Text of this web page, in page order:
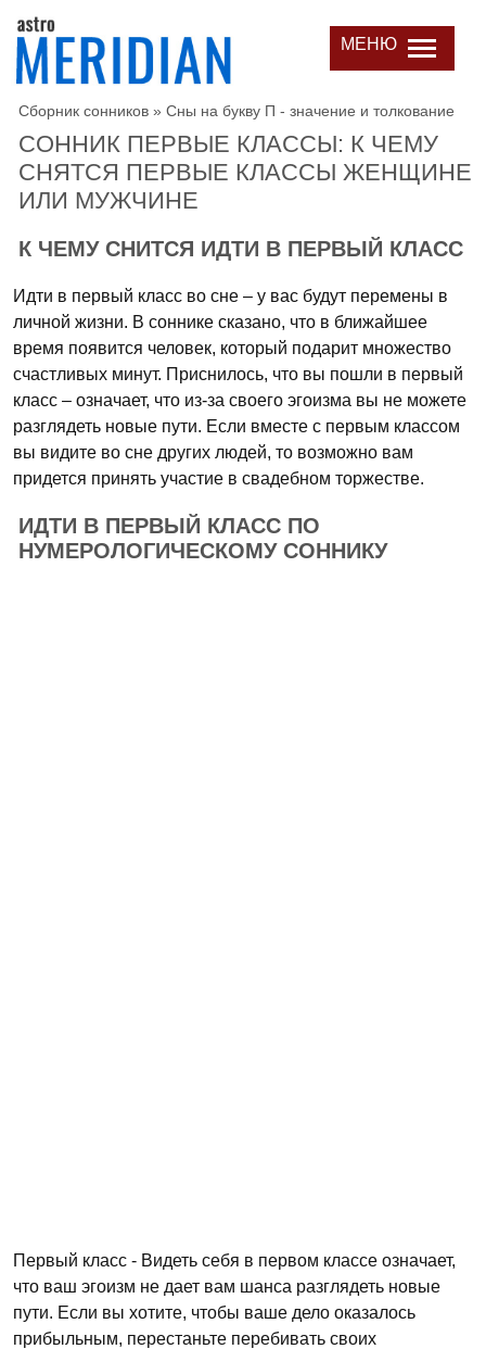
МЕНЮ
Сборник сонников » Сны на букву П - значение и толкование
СОННИК ПЕРВЫЕ КЛАССЫ: К ЧЕМУ
СНЯТСЯ ПЕРВЫЕ КЛАССЫ ЖЕНЩИНЕ
ИЛИ МУЖЧИНЕ
К ЧЕМУ СНИТСЯ ИДТИ В ПЕРВЫЙ КЛАСС
Идти в первый класс во сне – у вас будут перемены в
личной жизни. В соннике сказано, что в ближайшее
время появится человек, который подарит множество
счастливых минут. Приснилось, что вы пошли в первый
класс – означает, что из-за своего эгоизма вы не можете
разглядеть новые пути. Если вместе с первым классом
вы видите во сне других людей, то возможно вам
придется принять участие в свадебном торжестве.
ИДТИ В ПЕРВЫЙ КЛАСС ПО
НУМЕРОЛОГИЧЕСКОМУ СОННИКУ
Первый класс - Видеть себя в первом классе означает,
что ваш эгоизм не дает вам шанса разглядеть новые
пути. Если вы хотите, чтобы ваше дело оказалось
прибыльным, перестаньте перебивать своих